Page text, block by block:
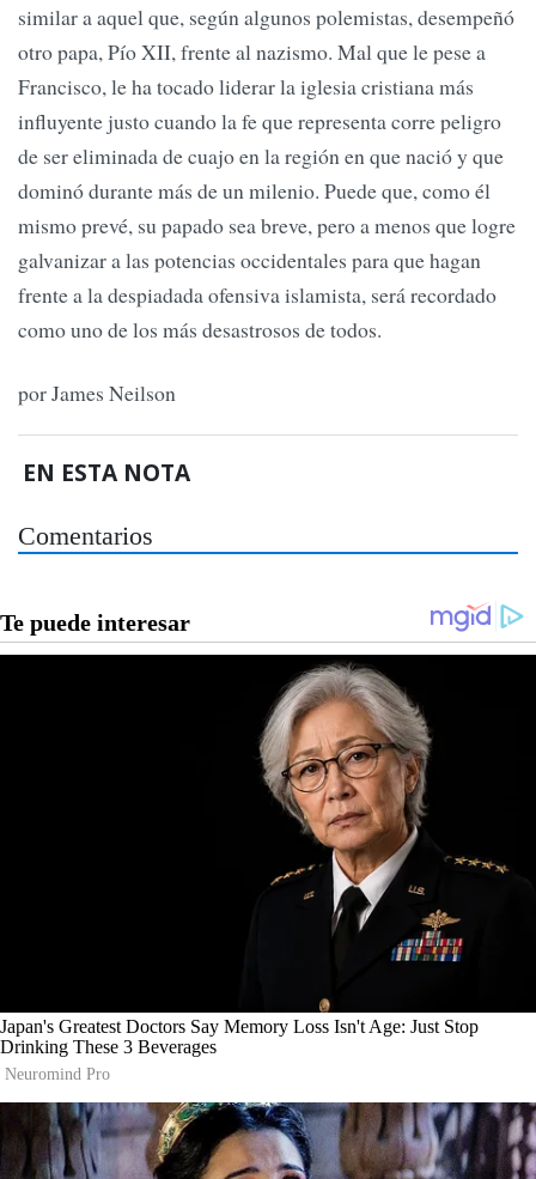
similar a aquel que, según algunos polemistas, desempeñó
otro papa, Pío XII, frente al nazismo. Mal que le pese a
Francisco, le ha tocado liderar la iglesia cristiana más
influyente justo cuando la fe que representa corre peligro
de ser eliminada de cuajo en la región en que nació y que
dominó durante más de un milenio. Puede que, como él
mismo prevé, su papado sea breve, pero a menos que logre
galvanizar a las potencias occidentales para que hagan
frente a la despiadada ofensiva islamista, será recordado
como uno de los más desastrosos de todos.
por James Neilson
EN ESTA NOTA
Comentarios